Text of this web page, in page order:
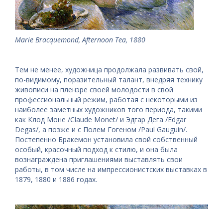
Marie Bracquemond, Afternoon Tea, 1880
Тем не менее, художница продолжала развивать свой,
по-видимому, поразительный талант, внедряя технику
живописи на пленэре своей молодости в свой
профессиональный режим, работая с некоторыми из
наиболее заметных художников того периода, такими
как Клод Моне /Claude Monet/ и Эдгар Дега /Edgar
Degas/, а позже и с Полем Гогеном /Paul Gauguin/.
Постепенно Бракемон установила свой собственный
особый, красочный подход к стилю, и она была
вознаграждена приглашениями выставлять свои
работы, в том числе на импрессионистских выставках в
1879, 1880 и 1886 годах.